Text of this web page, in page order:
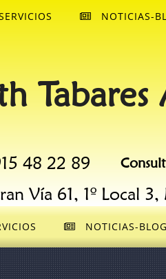
Tabares
48 22 89
Vía 61, 1º Local
NOTICIAS-BLOG
NOTICIAS-